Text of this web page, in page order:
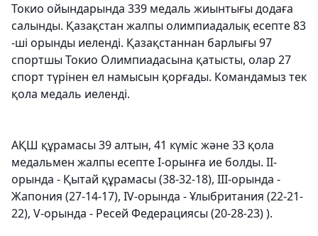
Токио ойындарында 339 медаль жиынтығы додаға
салынды. Қазақстан жалпы олимпиадалық есепте 83
-ші орынды иеленді. Қазақстаннан барлығы 97
спортшы Токио Олимпиадасына қатысты, олар 27
спорт түрінен ел намысын қорғады. Командамыз тек
қола медаль иеленді.
АҚШ құрамасы 39 алтын, 41 күміс және 33 қола
медальмен жалпы есепте І-орынға ие болды. ІІ-
орында - Қытай құрамасы (38-32-18), ІІІ-орында -
Жапония (27-14-17), IV-орында - Ұлыбритания (22-21-
22), V-орында - Ресей Федерациясы (20-28-23) ).